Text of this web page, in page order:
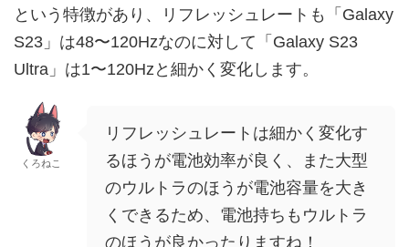
という特徴があり、リフレッシュレートも「Galaxy
S23」は48〜120Hzなのに対して「Galaxy S23
Ultra」は1〜120Hzと細かく変化します。
くろねこ
リフレッシュレートは細かく変化す
るほうが電池効率が良く、また大型
のウルトラのほうが電池容量を大き
くできるため、電池持ちもウルトラ
のほうが良かったりますね！